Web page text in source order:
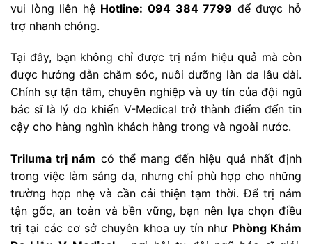
vui lòng liên hệ Hotline: 094 384 7799 để được hỗ
trợ nhanh chóng.
Tại đây, bạn không chỉ được trị nám hiệu quả mà còn
được hướng dẫn chăm sóc, nuôi dưỡng làn da lâu dài.
Chính sự tận tâm, chuyên nghiệp và uy tín của đội ngũ
bác sĩ là lý do khiến V-Medical trở thành điểm đến tin
cậy cho hàng nghìn khách hàng trong và ngoài nước.
Triluma trị nám có thể mang đến hiệu quả nhất định
trong việc làm sáng da, nhưng chỉ phù hợp cho những
trường hợp nhẹ và cần cải thiện tạm thời. Để trị nám
tận gốc, an toàn và bền vững, bạn nên lựa chọn điều
trị tại các cơ sở chuyên khoa uy tín như Phòng Khám